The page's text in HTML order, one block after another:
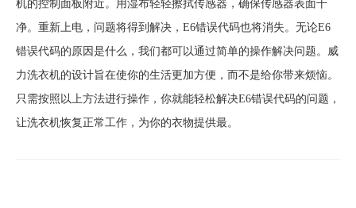
机的控制面板附近。用湿布轻轻擦拭传感器，确保传感器表面干
净。重新上电，问题将得到解决，E6错误代码也将消失。无论E6
错误代码的原因是什么，我们都可以通过简单的操作解决问题。威
力洗衣机的设计旨在使你的生活更加方便，而不是给你带来烦恼。
只需按照以上方法进行操作，你就能轻松解决E6错误代码的问题，
让洗衣机恢复正常工作，为你的衣物提供最。